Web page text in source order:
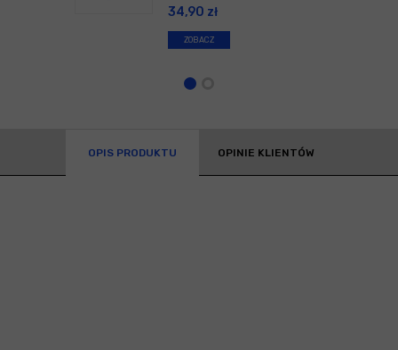
34,90 zł
ZOBACZ
OPIS PRODUKTU OPINIE KLIENTÓW